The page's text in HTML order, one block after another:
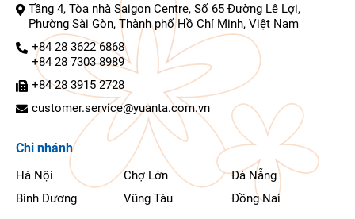
Tầng 4, Tòa nhà Saigon Centre, Số 65 Đường Lê Lợi,
Phường Sài Gòn, Thành phố Hồ Chí Minh, Việt Nam
+84 28 3622 6868
+84 28 7303 8989
+84 28 3915 2728
customer.service@yuanta.com.vn
Chi nhánh
Hà Nội Chợ Lớn
Đà Nẵng
Bình Dương
Vũng Tàu Đồng Nai